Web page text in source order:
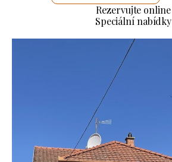
Rezervujte online
Speciální nabídky